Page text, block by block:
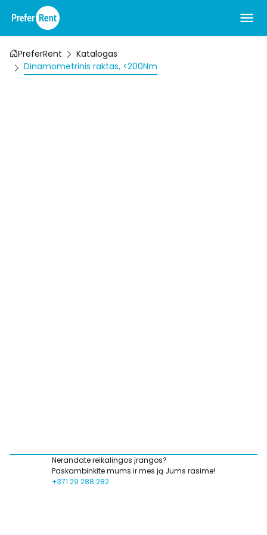
PreferRent
Katalogas
Dinamometrinis raktas, <200Nm
Nerandate reikalingos įrangos?
Paskambinkite mums ir mes ją Jums rasime!
+371 29 288 282